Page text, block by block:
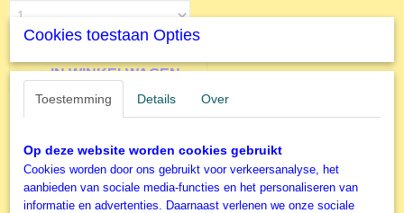
IN WINKELWAGEN
Productcode
FQ00641
EAN code
Omschrijving
1500 stukjes
Cookies toestaan Opties
Toestemming Details Over
Op deze website worden cookies gebruikt
Cookies worden door ons gebruikt voor verkeersanalyse, het
aanbieden van sociale media-functies en het personaliseren van
informatie en advertenties. Daarnaast verlenen we onze sociale